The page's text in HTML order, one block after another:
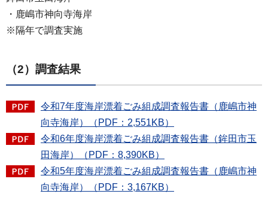
・鹿嶋市神向寺海岸
※隔年で調査実施
（2）調査結果
令和7年度海岸漂着ごみ組成調査報告書（鹿嶋市神
向寺海岸）（PDF：2,551KB）
令和6年度海岸漂着ごみ組成調査報告書（鉾田市玉
田海岸）（PDF：8,390KB）
令和5年度海岸漂着ごみ組成調査報告書（鹿嶋市神
向寺海岸）（PDF：3,167KB）